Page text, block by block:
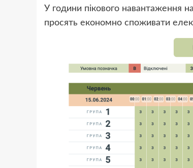
У години пікового навантаження
просять економно споживати